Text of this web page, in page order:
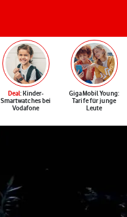
Deal: Kinder-
Smartwatches bei
Vodafone
GigaMobil Young:
Tarife für junge
Leute